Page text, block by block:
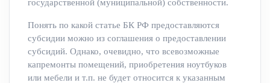
государственной (муниципальной) собственности.
Понять по какой статье БК РФ предоставляются
субсидии можно из соглашения о предоставлении
субсидий. Однако, очевидно, что всевозможные
капремонты помещений, приобретения ноутбуков
или мебели и т.п. не будет относится к указанным